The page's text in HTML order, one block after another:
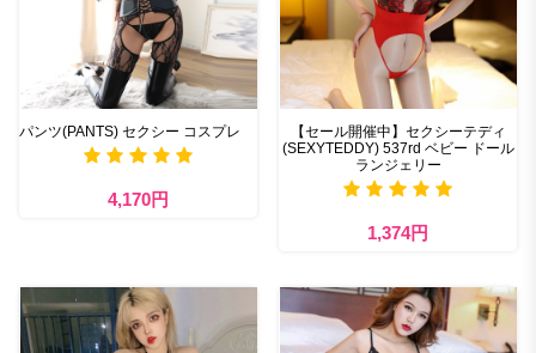
パンツ(PANTS) セクシー コスプレ
4,170円
【セール開催中】セクシーテディ
(SEXYTEDDY) 537rd ベビー ドール
ランジェリー
1,374円